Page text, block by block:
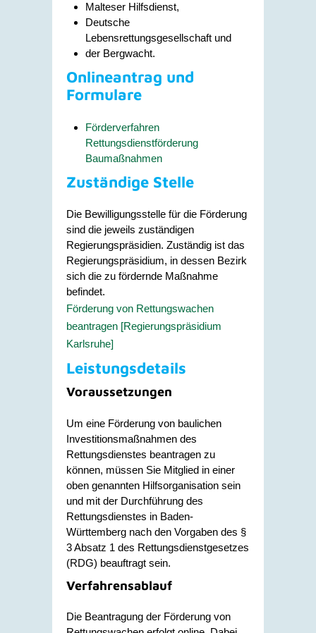
Malteser Hilfsdienst,
Deutsche
Lebensrettungsgesellschaft und
der Bergwacht.
Onlineantrag und
Formulare
Förderverfahren
Rettungsdienstförderung
Baumaßnahmen
Zuständige Stelle
Die Bewilligungsstelle für die Förderung
sind die jeweils zuständigen
Regierungspräsidien. Zuständig ist das
Regierungspräsidium, in dessen Bezirk
sich die zu fördernde Maßnahme
befindet.
Förderung von Rettungswachen
beantragen [Regierungspräsidium
Karlsruhe]
Leistungsdetails
Voraussetzungen
Um eine Förderung von baulichen
Investitionsmaßnahmen des
Rettungsdienstes beantragen zu
können, müssen Sie Mitglied in einer
oben genannten Hilfsorganisation sein
und mit der Durchführung des
Rettungsdienstes in Baden-
Württemberg nach den Vorgaben des §
3 Absatz 1 des Rettungsdienstgesetzes
(RDG) beauftragt sein.
Verfahrensablauf
Die Beantragung der Förderung von